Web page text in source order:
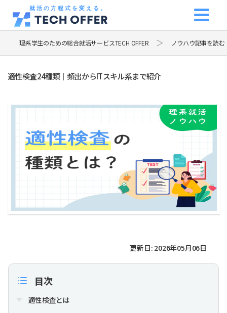
就活の方程式を変える。
理系学生のための総合就活サービスTECH OFFER ノウハウ記事を読む
適性検査24種類｜頻出からITスキル系まで紹介
更新日: 2026年05月06日
目次
適性検査とは